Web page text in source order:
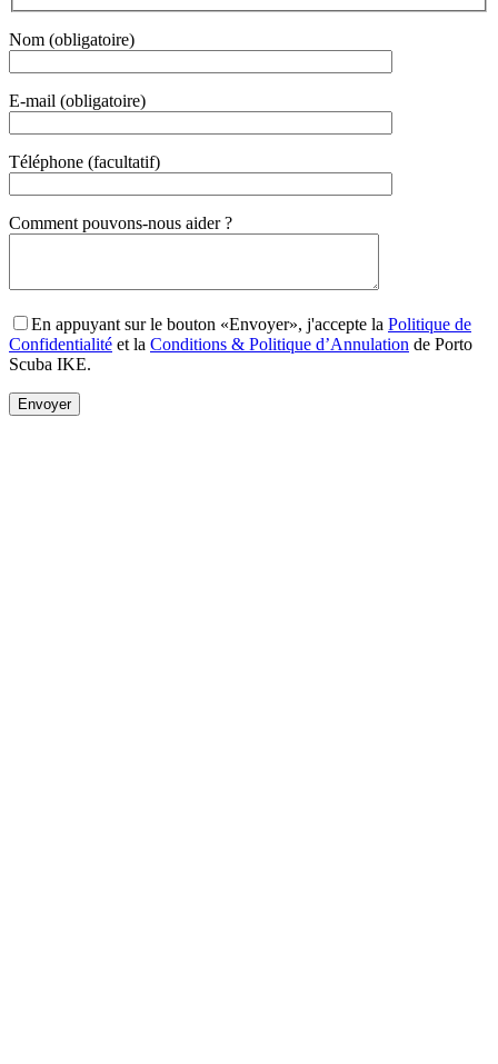
Nom (obligatoire)
E-mail (obligatoire)
Téléphone (facultatif)
Gender
Comment pouvons-nous aider ?
En appuyant sur le bouton «Envoyer», j'accepte la Politique de
Confidentialité et la Conditions & Politique d’Annulation de Porto
Scuba IKE.